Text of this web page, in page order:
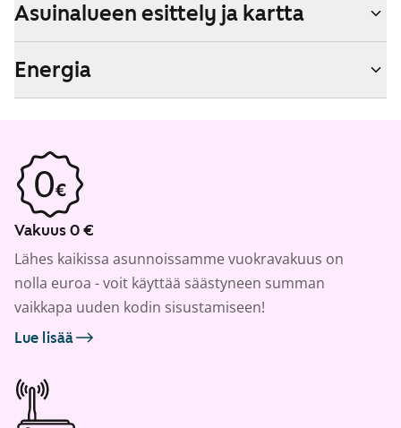
Asuinalueen esittely ja kartta
Energia
Vakuus 0 €
Lähes kaikissa asunnoissamme vuokravakuus on
nolla euroa - voit käyttää säästyneen summan
vaikkapa uuden kodin sisustamiseen!
Lue lisää